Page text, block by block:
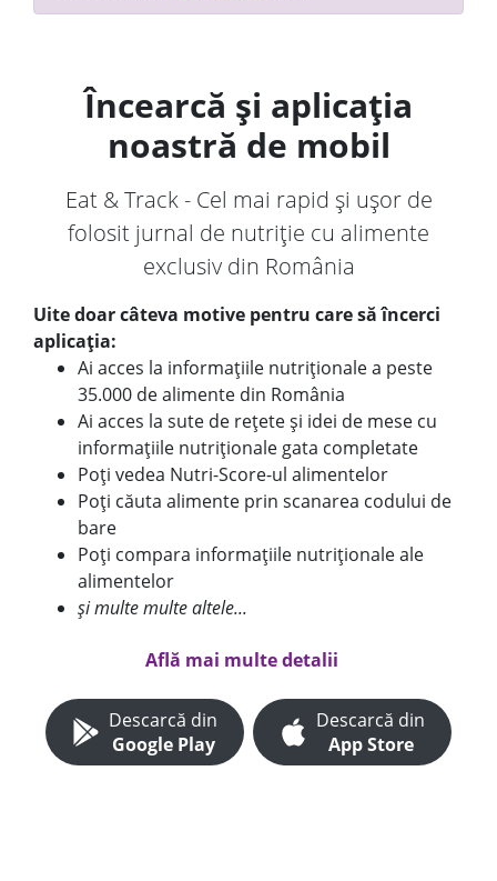
Încearcă și aplicația
noastră de mobil
Eat & Track - Cel mai rapid și ușor de
folosit jurnal de nutriție cu alimente
exclusiv din România
Uite doar câteva motive pentru care să încerci
aplicația:
Ai acces la informațiile nutriționale a peste
35.000 de alimente din România
Ai acces la sute de rețete și idei de mese cu
informațiile nutriționale gata completate
Poți vedea Nutri-Score-ul alimentelor
Poți căuta alimente prin scanarea codului de
bare
Poți compara informațiile nutriționale ale
alimentelor
și multe multe altele...
Află mai multe detalii
Descarcă din
Google Play
Descarcă din
App Store